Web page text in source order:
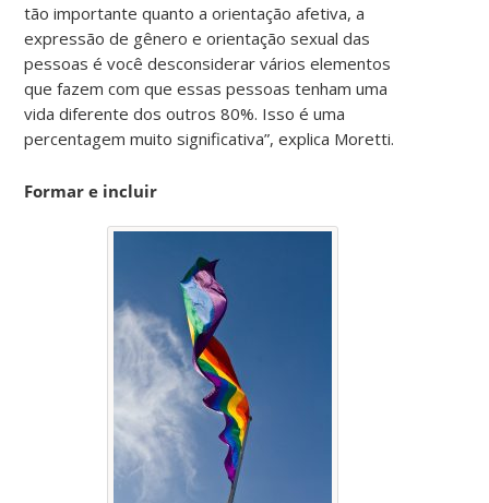
tão importante quanto a orientação afetiva, a
expressão de gênero e orientação sexual das
pessoas é você desconsiderar vários elementos
que fazem com que essas pessoas tenham uma
vida diferente dos outros 80%. Isso é uma
percentagem muito significativa”, explica Moretti.
Formar e incluir